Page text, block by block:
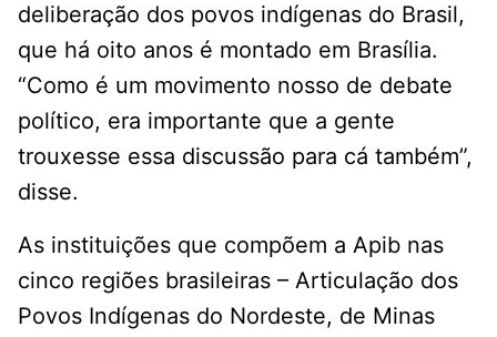
deliberação dos povos indígenas do Brasil,
que há oito anos é montado em Brasília.
“Como é um movimento nosso de debate
político, era importante que a gente
trouxesse essa discussão para cá também”,
disse.
As instituições que compõem a Apib nas
cinco regiões brasileiras – Articulação dos
Povos Indígenas do Nordeste, de Minas